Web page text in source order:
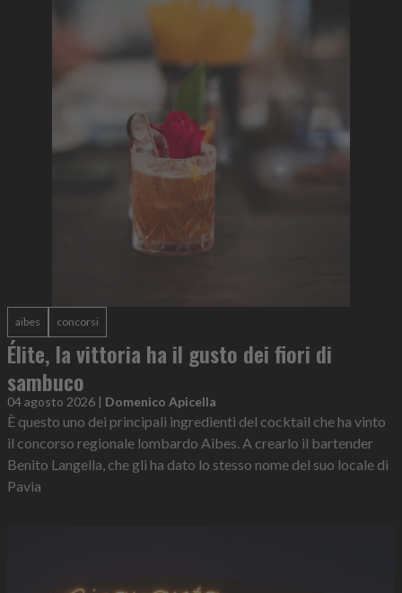
aibes concorsi
Élite, la vittoria ha il gusto dei fiori di
sambuco
04 agosto 2026 | Domenico Apicella
È questo uno dei principali ingredienti del cocktail che ha vinto
il concorso regionale lombardo Aibes. A crearlo il bartender
Benito Langella, che gli ha dato lo stesso nome del suo locale di
Pavia